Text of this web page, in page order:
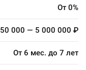
От 0%
50 000 — 5 000 000 ₽
От 6 мес. до 7 лет